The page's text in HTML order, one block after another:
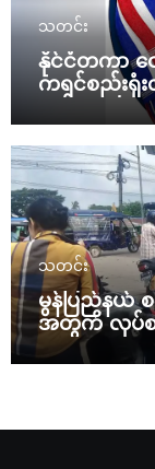
သတင်း
နိုင်ငံတကာ ထ
ကရင်စည်းရုံ
သတင်း
မွန်ပြည်နယ်
အတွက် လုပ်စာ